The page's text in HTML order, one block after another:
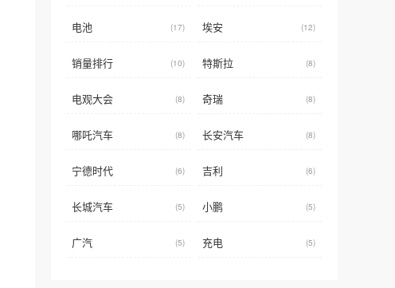
电池 (17) 埃安 (12)
销量排行 (10) 特斯拉 (8)
电观大会 (8) 奇瑞 (8)
哪吒汽车 (8) 长安汽车 (8)
宁德时代 (6) 吉利 (6)
长城汽车 (5) 小鹏 (5)
广汽 (5) 充电 (5)